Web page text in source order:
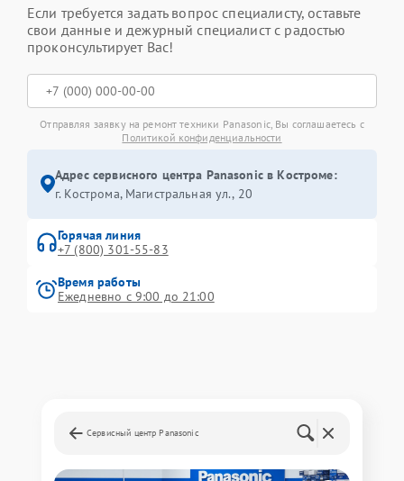
Если требуется задать вопрос специалисту, оставьте
свои данные и дежурный специалист с радостью
проконсультирует Вас!
Отправляя заявку на ремонт техники Panasonic, Вы соглашаетесь с
Политикой конфиденциальности
Адрес сервисного центра Panasonic в Костроме:
г. Кострома, Магистральная ул., 20
Горячая линия
+7 (800) 301-55-83
Время работы
Ежедневно с 9:00 до 21:00
Сервисный центр Panasonic